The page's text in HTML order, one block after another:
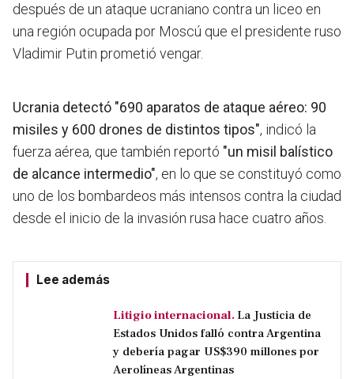
después de un ataque ucraniano contra un liceo en
una región ocupada por Moscú que el presidente ruso
Vladimir Putin prometió vengar.
Ucrania detectó "690 aparatos de ataque aéreo: 90
misiles y 600 drones de distintos tipos", indicó la
fuerza aérea, que también reportó "un misil balístico
de alcance intermedio", en lo que se constituyó como
uno de los bombardeos más intensos contra la ciudad
desde el inicio de la invasión rusa hace cuatro años.
Lee además
Litigio internacional. La Justicia de
Estados Unidos falló contra Argentina
y debería pagar US$390 millones por
Aerolíneas Argentinas